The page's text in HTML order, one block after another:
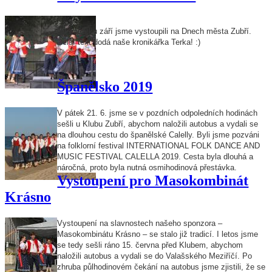
Na začátku září jsme vystoupili na Dnech města Zubří.
Delší text dodá naše kronikářka Terka! :)
Španělsko 2019
V pátek 21. 6. jsme se v pozdních odpoledních hodinách
sešli u Klubu Zubří, abychom naložili autobus a vydali se
na dlouhou cestu do španělské Calelly. Byli jsme pozváni
na folklorní festival INTERNATIONAL FOLK DANCE AND
MUSIC FESTIVAL CALELLA 2019. Cesta byla dlouhá a
náročná, proto byla nutná osmihodinová přestávka.
Vystoupení pro Masokombinát
Krásno
Vystoupení na slavnostech našeho sponzora –
Masokombinátu Krásno – se stalo již tradicí. I letos jsme
se tedy sešli ráno 15. června před Klubem, abychom
naložili autobus a vydali se do Valašského Meziříčí. Po
zhruba půlhodinovém čekání na autobus jsme zjistili, že se